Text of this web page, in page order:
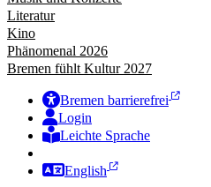
Literatur
Kino
Phänomenal 2026
Bremen fühlt Kultur 2027
Bremen barrierefrei
Login
Leichte Sprache
English